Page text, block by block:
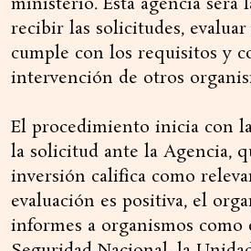
ministerio. Esta agencia será
recibir las solicitudes,
cumple con los requisitos y
intervención de otros
El procedimiento inicia con
la solicitud ante la Agencia,
inversión califica como
evaluación es positiva, el
informes a organismos